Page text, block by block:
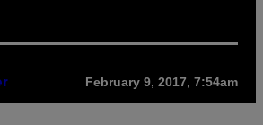
February 9, 2017, 7:54am